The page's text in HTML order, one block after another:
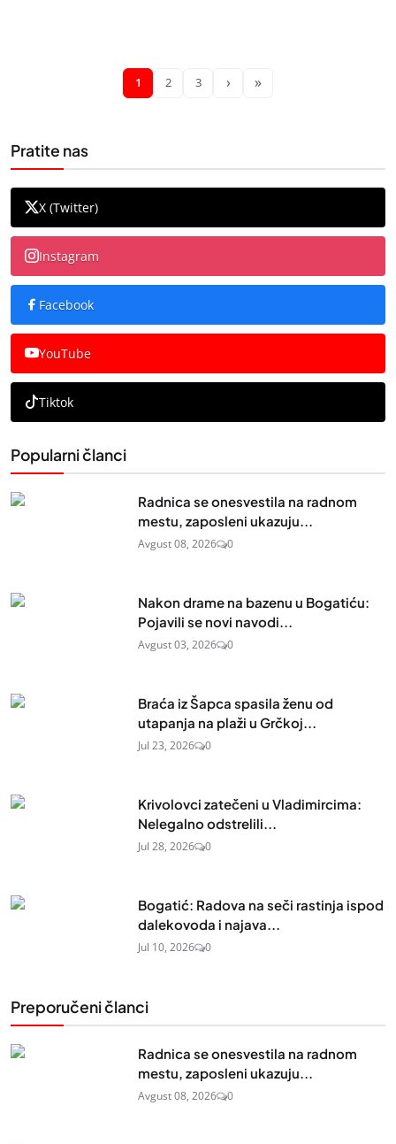
1 2 3 › »
Pratite nas
X (Twitter)
Instagram
Facebook
YouTube
Tiktok
Popularni članci
Radnica se onesvestila na radnom
mestu, zaposleni ukazuju...
Avgust 08, 2026 0
Nakon drame na bazenu u Bogatiću:
Pojavili se novi navodi...
Avgust 03, 2026 0
Braća iz Šapca spasila ženu od
utapanja na plaži u Grčkoj...
Jul 23, 2026 0
Krivolovci zatečeni u Vladimircima:
Nelegalno odstrelili...
Jul 28, 2026 0
Bogatić: Radova na seči rastinja ispod
dalekovoda i najava...
Jul 10, 2026 0
Preporučeni članci
Radnica se onesvestila na radnom
mestu, zaposleni ukazuju...
Avgust 08, 2026 0